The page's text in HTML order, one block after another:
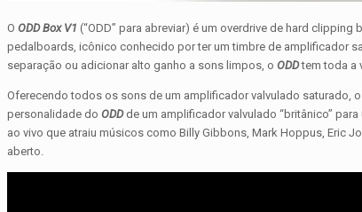
O ODD Box V1 (“ODD” para abreviar) é um overdrive de hard
pedalboards, icônico conhecido por ter um timbre de amplificador
separação ou adicionar alto ganho a sons limpos, o ODDtem toda a
Oferecendo todos os sons de um amplificador valvulado saturado, o
personalidade do ODDde um amplificador valvulado “britânico” para
ao vivo que atraiu músicos como Billy Gibbons, Mark Hoppus, Eric
aberto.